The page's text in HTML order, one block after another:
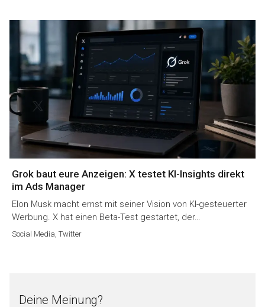
Grok baut eure Anzeigen: X testet KI-Insights direkt
im Ads Manager
Elon Musk macht ernst mit seiner Vision von KI-gesteuerter
Werbung. X hat einen Beta-Test gestartet, der…
Social Media, Twitter
Deine Meinung?